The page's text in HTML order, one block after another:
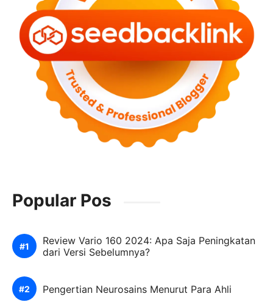
Popular Pos
Review Vario 160 2024: Apa Saja Peningkatan
dari Versi Sebelumnya?
Pengertian Neurosains Menurut Para Ahli